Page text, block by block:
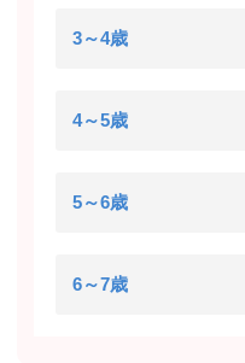
3～4歳
4～5歳
5～6歳
6～7歳